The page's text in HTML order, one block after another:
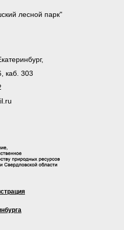
лесной парк"
каб. 303